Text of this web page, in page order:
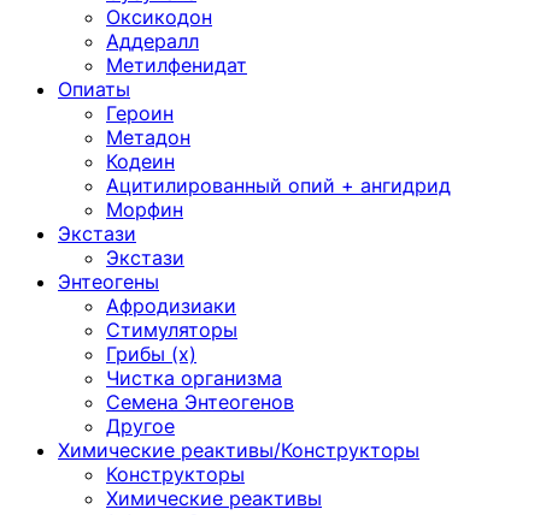
Оксикодон
Аддералл
Метилфенидат
Опиаты
Героин
Метадон
Кодеин
Ацитилированный опий + ангидрид
Морфин
Экстази
Экстази
Энтеогены
Афродизиаки
Стимуляторы
Грибы (х)
Чистка организма
Семена Энтеогенов
Другое
Химические реактивы/Конструкторы
Конструкторы
Химические реактивы